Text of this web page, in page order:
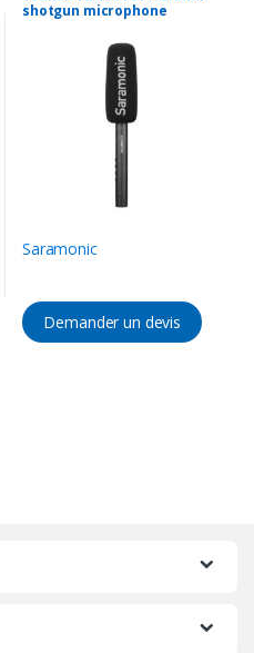
shotgun microphone
Saramonic
Demander un devis